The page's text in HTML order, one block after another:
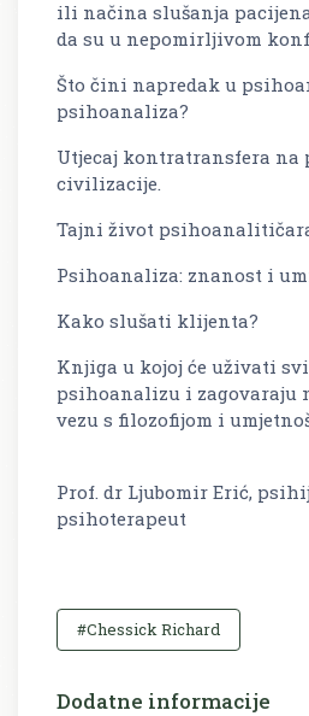
ili načina slušanja
da su u nepomirljivom
Što čini napredak u
psihoanaliza?
Utjecaj kontratransfera na
civilizacije.
Tajni život
Psihoanaliza: znanost i
Kako slušati klijenta?
Knjiga u kojoj će uživati
psihoanalizu i zagovaraju
vezu s filozofijom i
Prof. dr Ljubomir Erić,
psihoterapeut
#Chessick Richard
Dodatne informacije